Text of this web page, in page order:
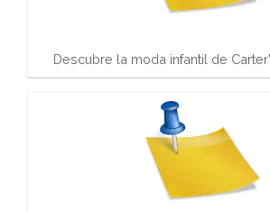
Descubre la moda infantil de